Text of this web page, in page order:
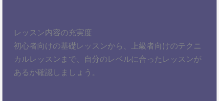
レッスン内容の充実度
初心者向けの基礎レッスンから、上級者向けのテクニ
カルレッスンまで、自分のレベルに合ったレッスンが
あるか確認しましょう。